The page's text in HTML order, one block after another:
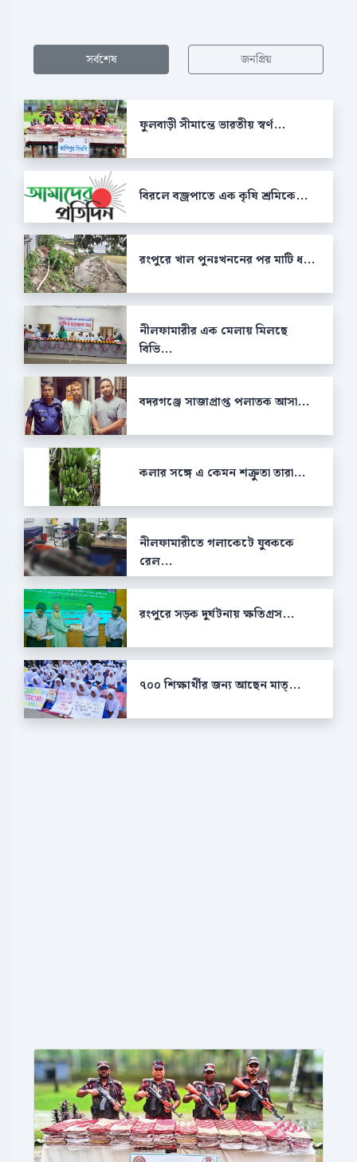
সর্বশেষ জনপ্রিয়
ফুলবাড়ী সীমান্তে ভারতীয় স্বর্ণ...
বিরলে বজ্রপাতে এক কৃষি শ্রমিকে...
রংপুরে খাল পুনঃখননের পর মাটি ধ...
নীলফামারীর এক মেলায় মিলছে
বিভি...
বদরগঞ্জে সাজাপ্রাপ্ত পলাতক আসা...
কলার সঙ্গে এ কেমন শক্রুতা তারা...
নীলফামারীতে গলাকেটে যুবককে
রেল...
রংপুরে সড়ক দুর্ঘটনায় ক্ষতিগ্রস...
৭০০ শিক্ষার্থীর জন্য আছেন মাত্...